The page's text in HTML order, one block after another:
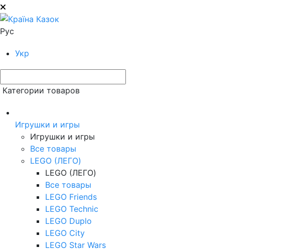
Рус
Укр
Категории товаров
Игрушки и игры
Игрушки и игры
Все товары
LEGO (ЛЕГО)
LEGO (ЛЕГО)
Все товары
LEGO Friends
LEGO Technic
LEGO Duplo
LEGO City
LEGO Star Wars